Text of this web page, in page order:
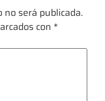
no será publicada.
con *